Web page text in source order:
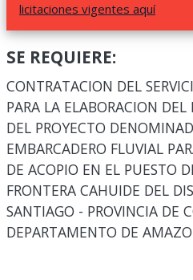
licitaciones vigentes aquí
SE REQUIERE:
CONTRATACION DEL
PARA LA ELABORACION
DEL PROYECTO
EMBARCADERO FLUVIAL
DE ACOPIO EN EL PUESTO
FRONTERA CAHUIDE DEL
SANTIAGO - PROVINCIA DE
DEPARTAMENTO DE